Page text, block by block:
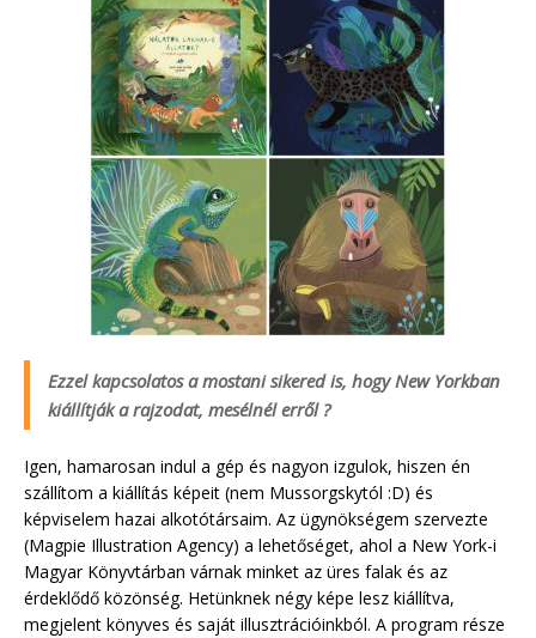
Ezzel kapcsolatos a mostani sikered is, hogy New Yorkban
kiállítják a rajzodat, mesélnél erről ?
Igen, hamarosan indul a gép és nagyon izgulok, hiszen én
szállítom a kiállítás képeit (nem Mussorgskytól :D) és
képviselem hazai alkotótársaim. Az ügynökségem szervezte
(Magpie Illustration Agency) a lehetőséget, ahol a New York-i
Magyar Könyvtárban várnak minket az üres falak és az
érdeklődő közönség. Hetünknek négy képe lesz kiállítva,
megjelent könyves és saját illusztrációinkból. A program része